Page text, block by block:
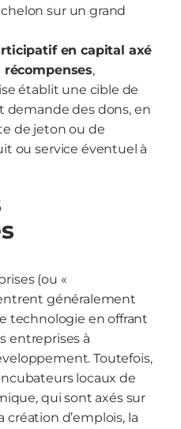
sur un grand
en capital axé
,
établit une cible de
demande des dons, en
de jeton ou de
ou service éventuel à
(ou «
généralement
technologie en offrant
entreprises à
Toutefois,
locaux de
qui sont axés sur
d’emplois, la